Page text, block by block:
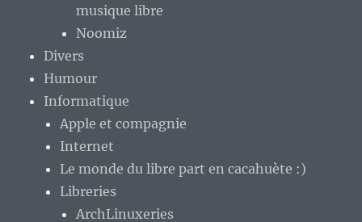
musique libre
Noomiz
Divers
Humour
Informatique
Apple et compagnie
Internet
Le monde du libre part en cacahuète :)
Libreries
ArchLinuxeries